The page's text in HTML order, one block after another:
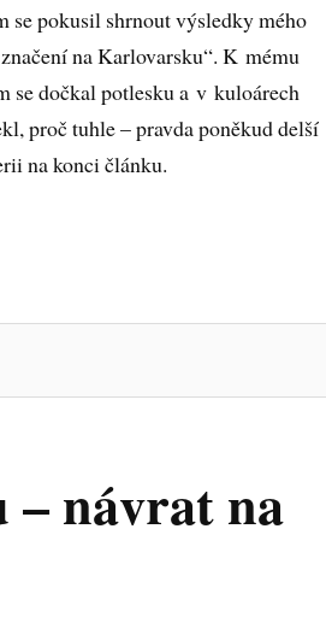
se pokusil shrnout výsledky mého
na Karlovarsku“. K mému
se dočkal potlesku a v kuloárech
proč tuhle – pravda poněkud delší
na konci článku.
– návrat na